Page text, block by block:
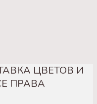
ЦВЕТОВ И
ПРАВА